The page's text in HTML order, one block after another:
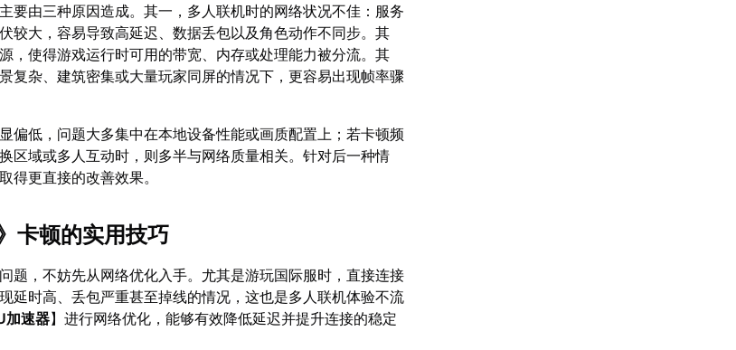
要由三种原因造成。其一，多人联机时的网络状况不佳：服务
较大，容易导致高延迟、数据丢包以及角色动作不同步。其
，使得游戏运行时可用的带宽、内存或处理能力被分流。其
复杂、建筑密集或大量玩家同屏的情况下，更容易出现帧率骤
偏低，问题大多集中在本地设备性能或画质配置上；若卡顿频
区域或多人互动时，则多半与网络质量相关。针对后一种情
得更直接的改善效果。
卡顿的实用技巧
题，不妨先从网络优化入手。尤其是游玩国际服时，直接连接
延时高、丢包严重甚至掉线的情况，这也是多人联机体验不流
加速器】进行网络优化，能够有效降低延迟并提升连接的稳定